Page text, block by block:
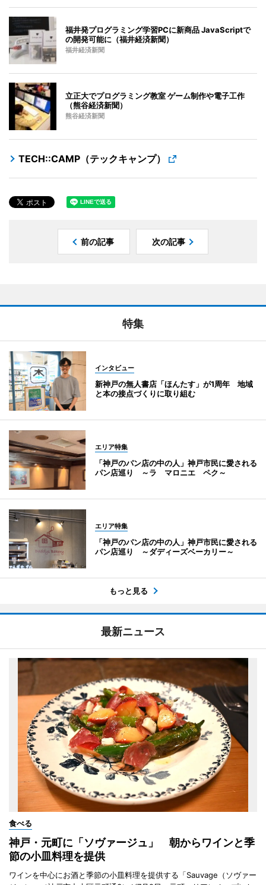
福井発プログラミング学習PCに新商品 JavaScriptで
の開発可能に（福井経済新聞）
福井経済新聞
立正大でプログラミング教室 ゲーム制作や電子工作
（熊谷経済新聞）
熊谷経済新聞
TECH::CAMP（テックキャンプ）
前の記事 次の記事
特集
インタビュー
新神戸の無人書店「ほんたす」が1周年 地域
と本の接点づくりに取り組む
エリア特集
「神戸のパン店の中の人」神戸市民に愛される
パン店巡り ～ラ マロニエ ペク～
エリア特集
「神戸のパン店の中の人」神戸市民に愛される
パン店巡り ～ダディーズベーカリー～
もっと見る
最新ニュース
食べる
神戸・元町に「ソヴァージュ」 朝からワインと季
節の小皿料理を提供
ワインを中心にお酒と季節の小皿料理を提供する「Sauvage（ソヴァー